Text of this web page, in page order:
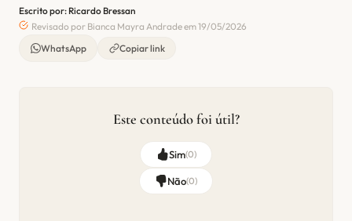
Escrito por: Ricardo Bressan
Revisado por Bianca Mayra Andrade em 19/05/2026
WhatsApp
Copiar link
Este conteúdo foi útil?
Sim(0)
Não(0)